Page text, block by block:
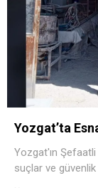
Yozgat’ta
Yozgat'ın
suçlar ve güvenlik